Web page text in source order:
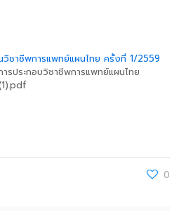
วิชาชีพการแพทย์แผนไทย ครั้งที่ 1/2559
รประกอบวิชาชีพการแพทย์แผนไทย
0